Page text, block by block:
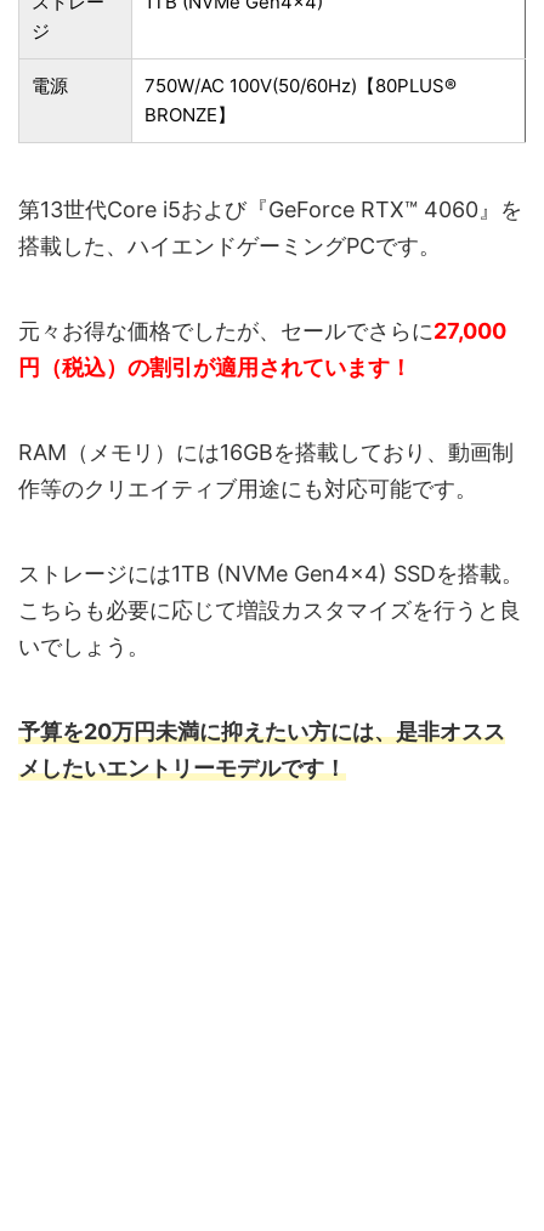
ジ
電源
750W/AC 100V(50/60Hz)【80PLUS®
BRONZE】
第13世代Core i5および『GeForce RTX™ 4060』を
搭載した、ハイエンドゲーミングPCです。
元々お得な価格でしたが、セールでさらに27,000
円（税込）の割引が適用されています！
RAM（メモリ）には16GBを搭載しており、動画制
作等のクリエイティブ用途にも対応可能です。
ストレージには1TB (NVMe Gen4×4) SSDを搭載。
こちらも必要に応じて増設カスタマイズを行うと良
いでしょう。
予算を20万円未満に抑えたい方には、是非オスス
メしたいエントリーモデルです！